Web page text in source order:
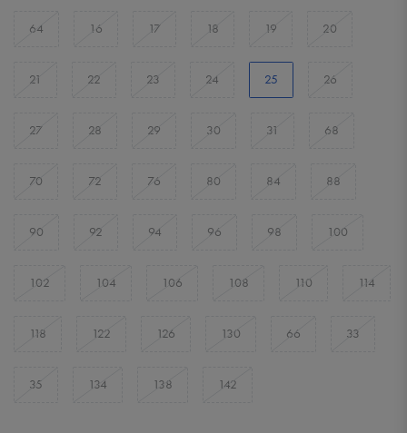
64 16 17 18 19 20
21 22 23 24 25 26
27 28 29 30 31 68
70 72 76 80 84 88
90 92 94 96 98 100
102 104 106 108 110 114
118 122 126 130 66 33
35 134 138 142